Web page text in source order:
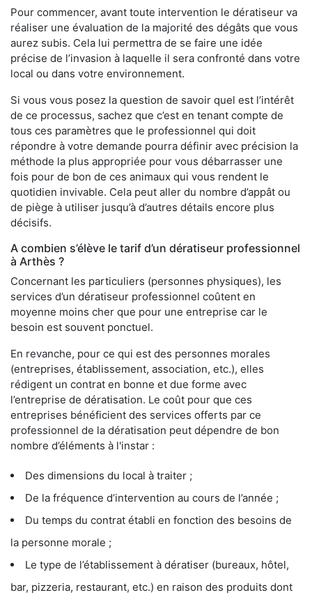
Pour commencer, avant toute intervention le dératiseur va
réaliser une évaluation de la majorité des dégâts que vous
aurez subis. Cela lui permettra de se faire une idée
précise de l’invasion à laquelle il sera confronté dans votre
local ou dans votre environnement.
Si vous vous posez la question de savoir quel est l’intérêt
de ce processus, sachez que c’est en tenant compte de
tous ces paramètres que le professionnel qui doit
répondre à votre demande pourra définir avec précision la
méthode la plus appropriée pour vous débarrasser une
fois pour de bon de ces animaux qui vous rendent le
quotidien invivable. Cela peut aller du nombre d’appât ou
de piège à utiliser jusqu’à d’autres détails encore plus
décisifs.
A combien s’élève le tarif d’un dératiseur professionnel
à Arthès ?
Concernant les particuliers (personnes physiques), les
services d’un dératiseur professionnel coûtent en
moyenne moins cher que pour une entreprise car le
besoin est souvent ponctuel.
En revanche, pour ce qui est des personnes morales
(entreprises, établissement, association, etc.), elles
rédigent un contrat en bonne et due forme avec
l’entreprise de dératisation. Le coût pour que ces
entreprises bénéficient des services offerts par ce
professionnel de la dératisation peut dépendre de bon
nombre d’éléments à l'instar :
Des dimensions du local à traiter ;
De la fréquence d’intervention au cours de l’année ;
Du temps du contrat établi en fonction des besoins de
la personne morale ;
Le type de l’établissement à dératiser (bureaux, hôtel,
bar, pizzeria, restaurant, etc.) en raison des produits dont